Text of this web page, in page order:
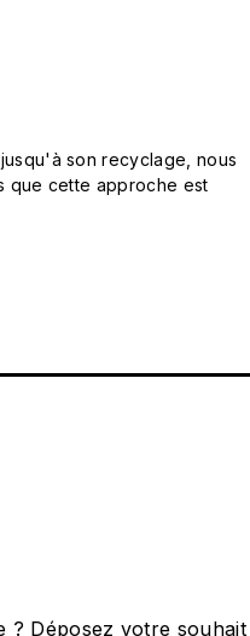
son recyclage, nous
que cette approche est
? Déposez votre souhait